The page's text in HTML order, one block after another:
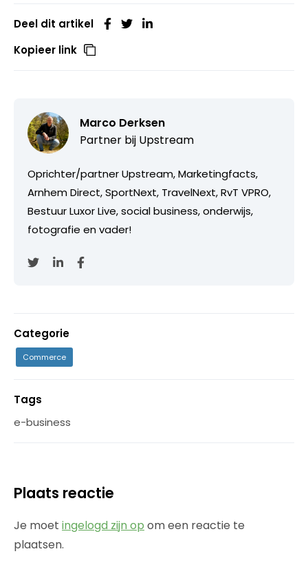
Deel dit artikel
Kopieer link
Marco Derksen
Partner bij Upstream
Oprichter/partner Upstream, Marketingfacts,
Arnhem Direct, SportNext, TravelNext, RvT VPRO,
Bestuur Luxor Live, social business, onderwijs,
fotografie en vader!
Categorie
Commerce
Tags
e-business
Plaats reactie
Je moet ingelogd zijn op om een reactie te
plaatsen.